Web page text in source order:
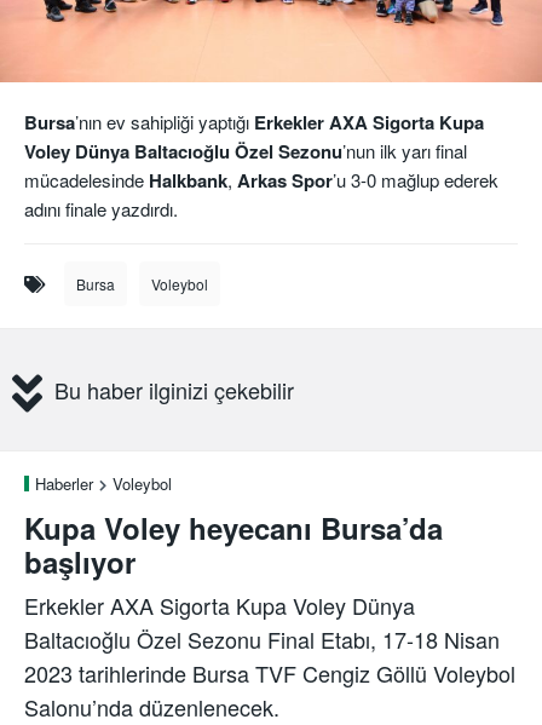
Bursa’nın ev sahipliği yaptığı Erkekler AXA Sigorta Kupa
Voley Dünya Baltacıoğlu Özel Sezonu’nun ilk yarı final
mücadelesinde Halkbank, Arkas Spor’u 3-0 mağlup ederek
adını finale yazdırdı.
Bursa Voleybol
Bu haber ilginizi çekebilir
Haberler Voleybol
Kupa Voley heyecanı Bursa’da
başlıyor
Erkekler AXA Sigorta Kupa Voley Dünya
Baltacıoğlu Özel Sezonu Final Etabı, 17-18 Nisan
2023 tarihlerinde Bursa TVF Cengiz Göllü Voleybol
Salonu’nda düzenlenecek.